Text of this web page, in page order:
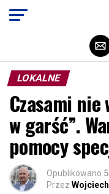
LOKALNE
Czasami nie
w garść”.
pomocy
Opublikowano
Przez